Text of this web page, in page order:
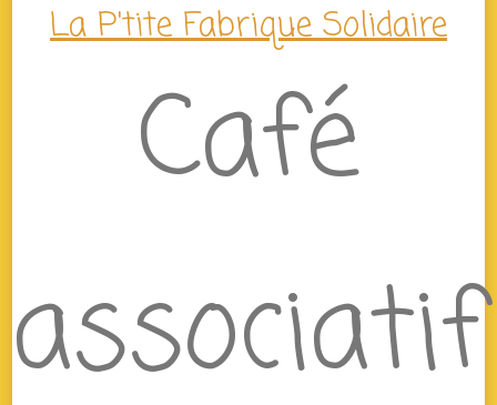
La P'tite Fabrique Solidaire
Café
associatif